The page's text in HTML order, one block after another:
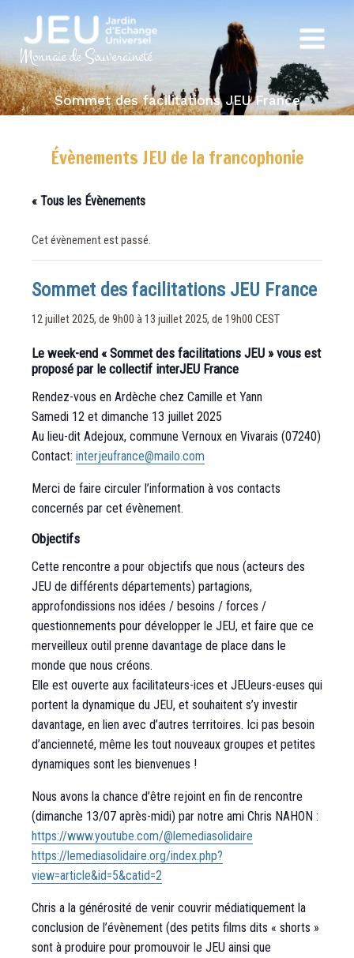
contenuMonnaie de Souveraineté
Main
Menu
Sommet des facilitations JEU France
Évènements JEU de la francophonie
« Tous les Évènements
Cet évènement est passé.
Sommet des facilitations JEU France
12 juillet 2025, de 9h00 à13 juillet 2025, de 19h00 CEST
Le week-end « Sommet des facilitations JEU » vous est
proposé par le collectif interJEU France
Rendez-vous en Ardèche chez Camille et Yann
Samedi 12 et dimanche 13 juillet 2025
Au lieu-dit Adejoux, commune Vernoux en Vivarais (07240)
Contact: interjeufrance@mailo.com
Merci de faire circuler l’information à vos contacts
concernés par cet évènement.
Objectifs
Cette rencontre a pour objectifs que nous (acteurs des
JEU de différents départements) partagions,
approfondissions nos idées / besoins / forces /
questionnements pour développer le JEU, et faire que ce
merveilleux outil prenne davantage de place dans le
monde que nous créons.
Elle est ouverte aux facilitateurs-ices et JEUeurs-euses qui
portent la dynamique du JEU, et souhaitent s’y investir
davantage, en lien avec d’autres territoires. Ici pas besoin
d’ancienneté, même les tout nouveaux groupes et petites
dynamiques sont les bienvenues !
Nous avons la chance d’être rejoint en fin de rencontre
(dimanche 13/07 après-midi) par notre ami Chris NAHON :
https://www.youtube.com/@lemediasolidaire
https://lemediasolidaire.org/index.php?
view=article&id=5&catid=2
Chris a la générosité de venir couvrir médiatiquement la
conclusion de l’évènement (des petits films dits « shorts »
sont à produire pour promouvoir le JEU ainsi que